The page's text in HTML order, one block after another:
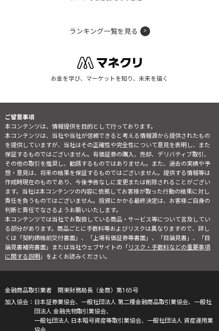
ランキング一覧を見る
お金を学び、マーケットを知り、未来を描く
ご留意事項
本コンテンツは、情報提供を目的として行っております。
本コンテンツは、当社や当社が信頼できると考える情報源から提供されたもの
を提供していますが、当社はその正確性や完全性について意見を表明し、また
保証するものではございません。有価証券の購入、売却、デリバティブ取引、
その他の取引を推奨し、勧誘するものではありません。また、過去の実績や予
想・意見は、将来の結果を保証するものではございません。提供する情報等は
作成時現在のものであり、今後予告なしに変更または削除されることがござい
ます。当社は本コンテンツの内容に依拠してお客様が取った行動の結果に対し
責任を負うものではございません。投資にかかる最終決定は、お客様ご自身の
判断と責任でなさるようお願いいたします。
本コンテンツでは当社でお取扱している商品・サービス等について言及してい
る部分があります。商品ごとに手数料等およびリスクは異なりますので、詳し
くは「契約締結前交付書面」、「上場有価証券等書面」、「目論見書」、「目
論見書補完書面」または当社ウェブサイトの「リスク・手数料などの重要事項
に関する説明」をよくお読みください。
金融商品取引業者 関東財務局長（金商）第165号
日本証券業協会、一般社団法人 第二種金融商品取引業協会、一般社
団法人 金融先物取引業協会、
一般社団法人 日本暗号資産等取引業協会、一般社団法人 資産運用業